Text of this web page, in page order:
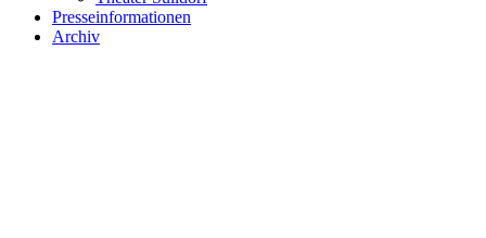
Presseinformationen
Archiv